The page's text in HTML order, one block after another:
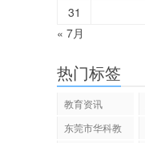
31
« 7月
热门标签
教育资讯
东莞市华科教